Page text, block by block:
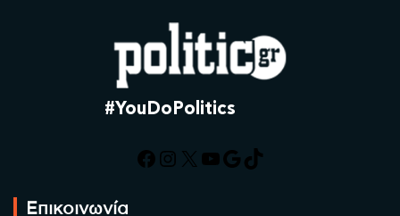
#YouDoPolitics
Facebook
Instagram
X YouTube
Google
TikTok
Επικοινωνία